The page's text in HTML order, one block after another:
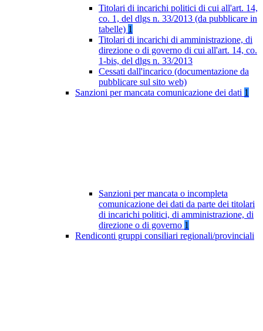
Titolari di incarichi politici di cui all'art. 14,
co. 1, del dlgs n. 33/2013 (da pubblicare in
tabelle) 1
Titolari di incarichi di amministrazione, di
direzione o di governo di cui all'art. 14, co.
1-bis, del dlgs n. 33/2013
Cessati dall'incarico (documentazione da
pubblicare sul sito web)
Sanzioni per mancata comunicazione dei dati 1
Sanzioni per mancata o incompleta
comunicazione dei dati da parte dei titolari
di incarichi politici, di amministrazione, di
direzione o di governo 1
Rendiconti gruppi consiliari regionali/provinciali